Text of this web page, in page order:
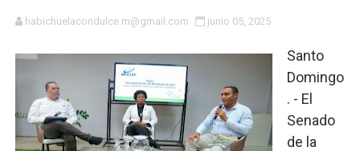
SNS y el SRSO actualizan Manual de Comunicación
Osiris de León responde a Roberto Tineo y a Yeisy
DGPCF: 55 años sembrando desarrollo y
Operativo interagencial frena delitos ambientales y
habichuelacondulce.m@gmail.com junio 05, 2025
Santo
Domingo
. - El
Senado
de la